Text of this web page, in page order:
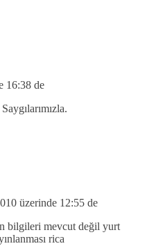
16:38 de
üzerinde 12:55 de
bilgileri mevcut değil yurt
rica